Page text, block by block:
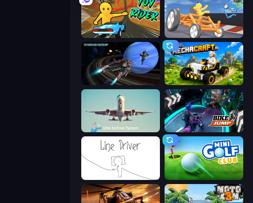
Toy Rider Draw Crash Race
Starbase Gunship Mechacraft.io
Idle Airline Tycoon Bike Jump
Mini Golf Club